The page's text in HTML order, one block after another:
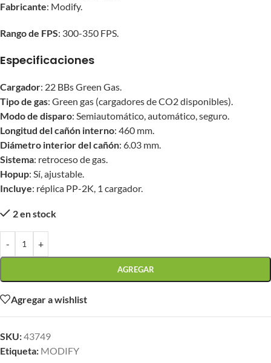
Fabricante: Modify.
Rango de FPS: 300-350 FPS.
Especificaciones
Cargador: 22 BBs Green Gas.
Tipo de gas: Green gas (cargadores de CO2 disponibles).
Modo de disparo: Semiautomático, automático, seguro.
Longitud del cañón interno: 460 mm.
Diámetro interior del cañón: 6.03 mm.
Sistema: retroceso de gas.
Hopup: Sí, ajustable.
Incluye: réplica PP-2K, 1 cargador.
2 en stock
- +
AGREGAR
Agregar a wishlist
SKU:43749
Etiqueta: MODIFY